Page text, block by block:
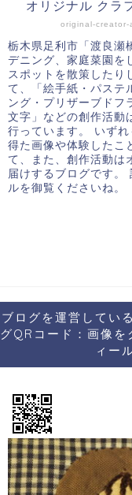
original-creator-
オリジナル クラ
栃木県足利市「渡良瀬
デニング、家庭菜園を
スポットを散策したり
て、「絵手紙・パステ
ング・プリザーブドフ
文字」などの創作活動
行っています。 いず
得た画像や体験したこ
て、また、創作活動は
届けするブログです。
ルを御覧くださいね。
ブログを運営してい
グQRコード：画像
ィー